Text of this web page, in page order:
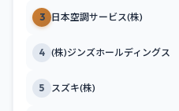
3 日本空調サービス(株)
4 (株)ジンズホールディングス
5 スズキ(株)